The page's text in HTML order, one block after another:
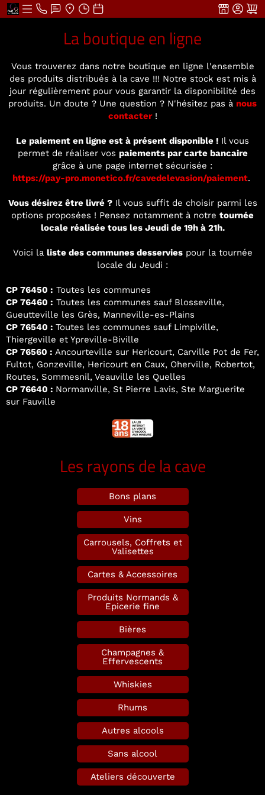
La boutique en ligne
Vous trouverez dans notre boutique en ligne l'ensemble
des produits distribués à la cave !!! Notre stock est mis à
jour régulièrement pour vous garantir la disponibilité des
produits. Un doute ? Une question ? N'hésitez pas à nous
contacter!
Le paiement en ligne est à présent disponible ! Il vous
permet de réaliser vos paiements par carte bancaire
grâce à une page internet sécurisée :
https://pay-pro.monetico.fr/cavedelevasion/paiement.
Vous désirez être livré ?Il vous suffit de choisir parmi les
options proposées ! Pensez notamment à notre tournée
locale réalisée tous les Jeudi de 19h à 21h.
Voici la liste des communes desserviespour la tournée
locale du Jeudi :
CP 76450 : Toutes les communes
CP 76460 : Toutes les communes sauf Blosseville,
Gueutteville les Grès, Manneville-es-Plains
CP 76540 : Toutes les communes sauf Limpiville,
Thiergeville et Ypreville-Biville
CP 76560 : Ancourteville sur Hericourt, Carville Pot de Fer,
Fultot, Gonzeville, Hericourt en Caux, Oherville, Robertot,
Routes, Sommesnil, Veauville les Quelles
CP 76640 : Normanville, St Pierre Lavis, Ste Marguerite
sur Fauville
Les rayons de la cave
Bons plans
Vins
Carrousels, Coffrets et
Valisettes
Cartes & Accessoires
Produits Normands &
Epicerie fine
Bières
Champagnes &
Effervescents
Whiskies
Rhums
Autres alcools
Sans alcool
Ateliers découverte